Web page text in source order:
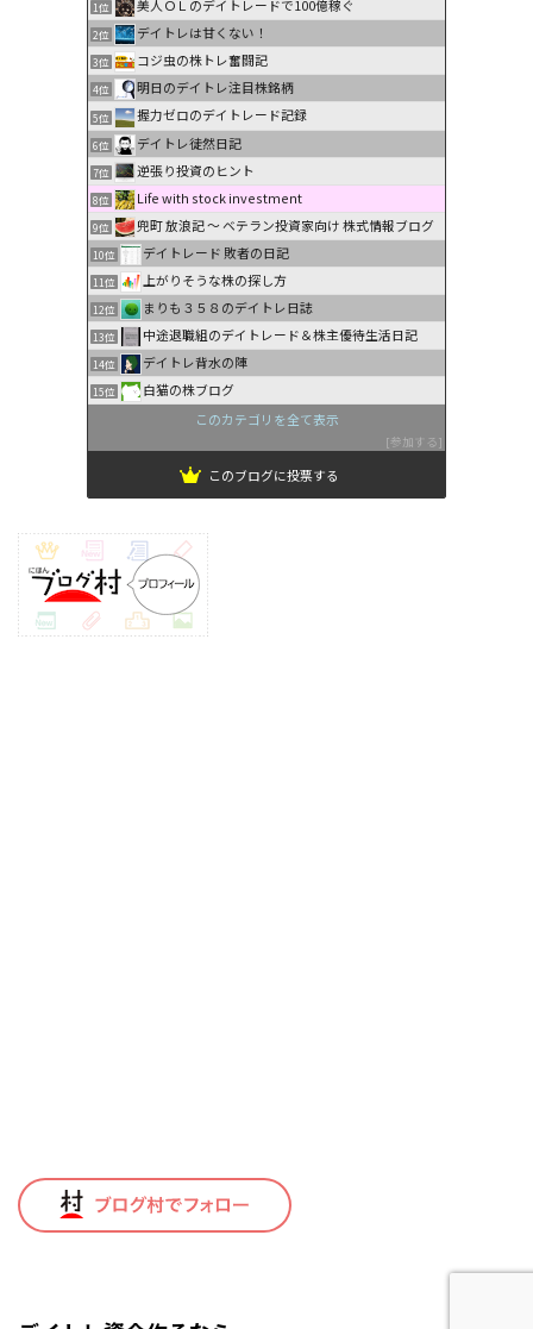
1位 美人ＯＬのデイトレードで100億稼ぐ
2位 デイトレは甘くない！
3位 コジ虫の株トレ奮闘記
4位 明日のデイトレ注目株銘柄
5位 握力ゼロのデイトレード記録
6位 デイトレ徒然日記
7位 逆張り投資のヒント
8位 Life with stock investment
9位 兜町 放浪記 〜 ベテラン投資家向け 株式情報ブログ
10位 デイトレード 敗者の日記
11位 上がりそうな株の探し方
12位 まりも３５８のデイトレ日誌
13位 中途退職組のデイトレード＆株主優待生活日記
14位 デイトレ背水の陣
15位
白猫の株ブログ
このカテゴリを全て表示
参加する
このブログに投票する